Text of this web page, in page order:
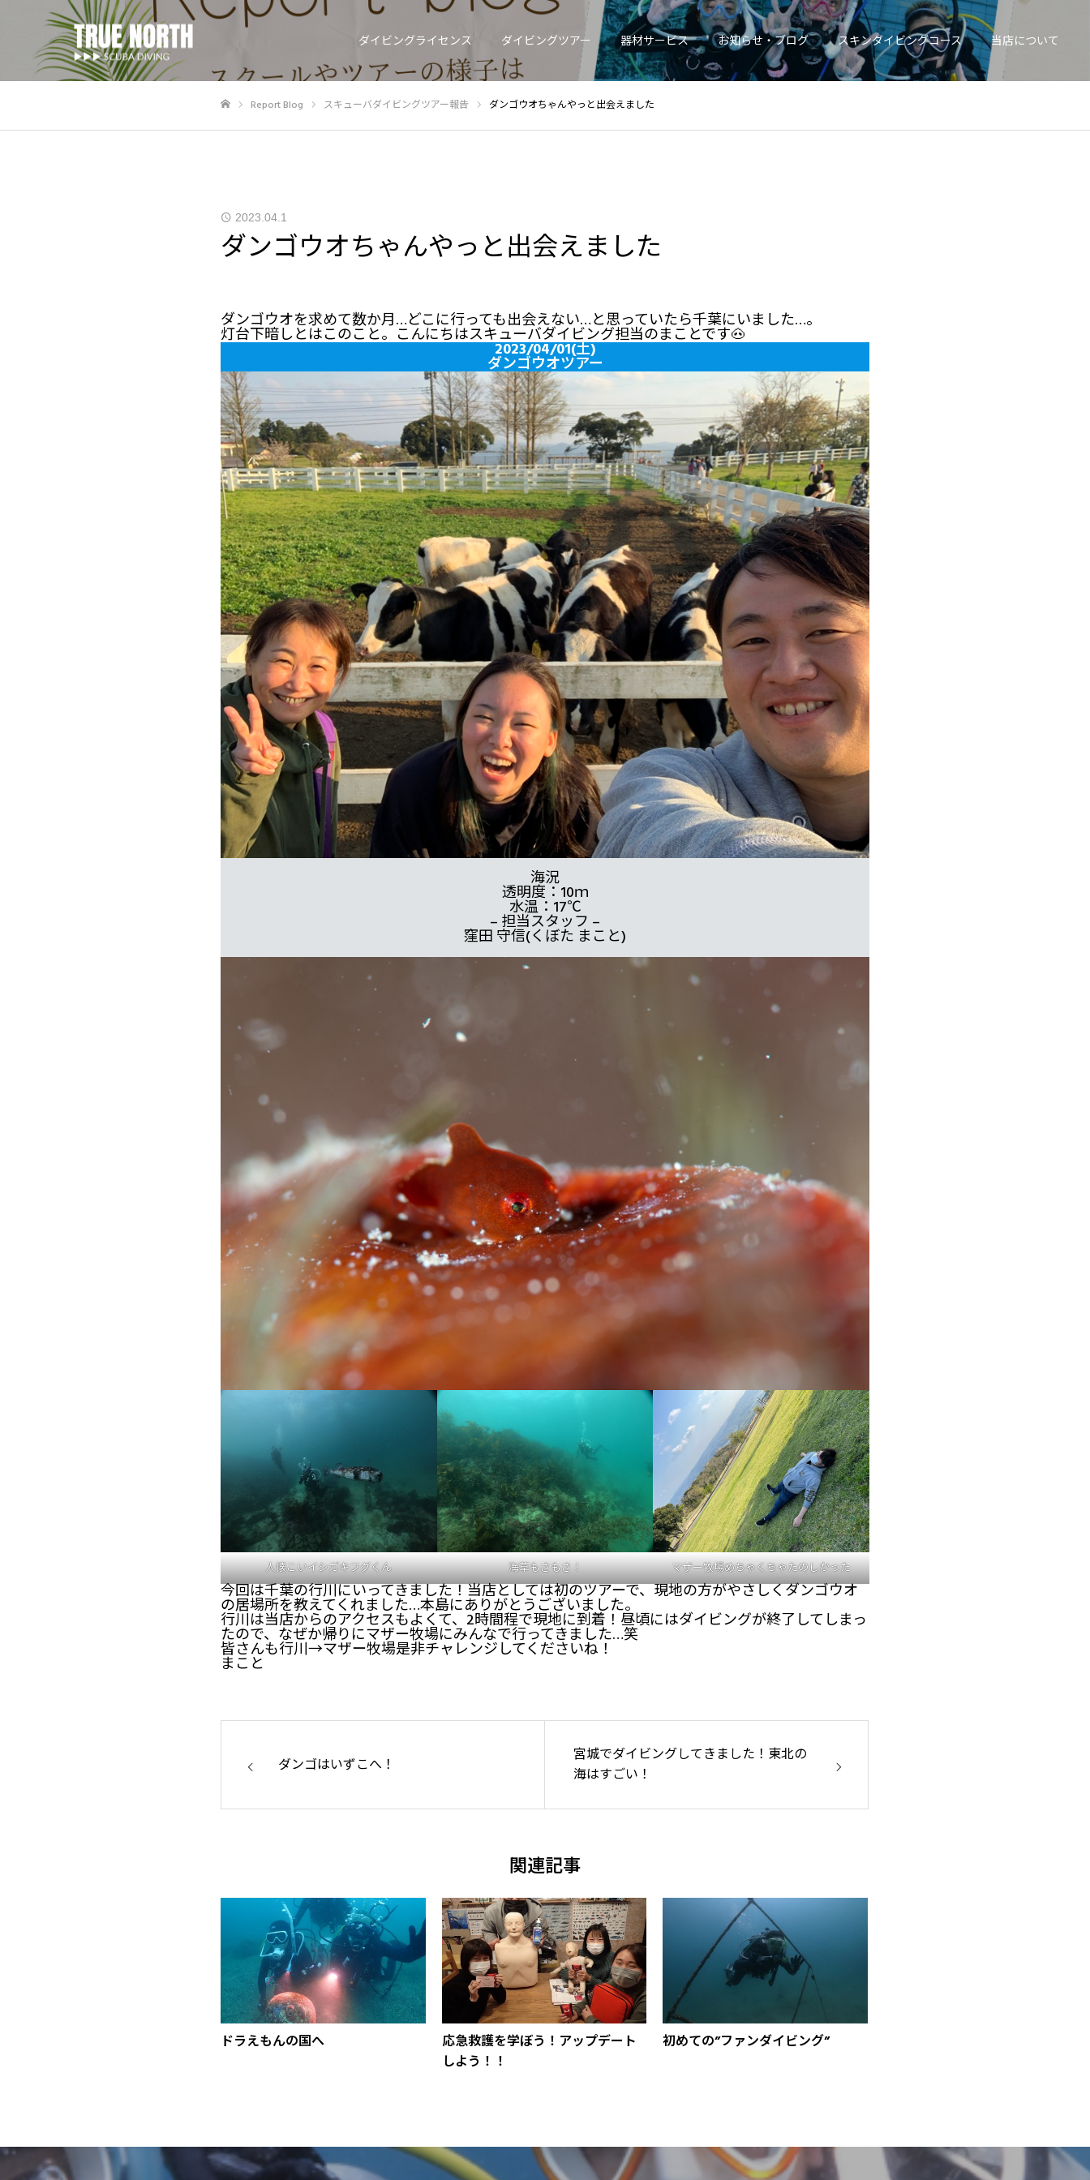
ダイビングライセンス ダイビングツアー 器材サービス お知らせ・ブログ スキンダイビングコース 当店について
Report Blog スキューバダイビングツアー報告 ダンゴウオちゃんやっと出会えました
2023.04.1
ダンゴウオちゃんやっと出会えました
ダンゴウオを求めて数か月…どこに行っても出会えない…と思っていたら千葉にいました…。
灯台下暗しとはこのこと。こんにちはスキューバダイビング担当のまことです🐽
2023/04/01(土)
ダンゴウオツアー
海況
透明度：10ｍ
水温：17℃
– 担当スタッフ –
窪田 守信(くぼた まこと)
人懐こいイシガキフグくん 海草もさもさ！ マザー牧場めちゃくちゃたのしかった
今回は千葉の行川にいってきました！当店としては初のツアーで、現地の方がやさしくダンゴウオ
の居場所を教えてくれました…本島にありがとうございました。
行川は当店からのアクセスもよくて、2時間程で現地に到着！昼頃にはダイビングが終了してしまっ
たので、なぜか帰りにマザー牧場にみんなで行ってきました…笑
皆さんも行川→マザー牧場是非チャレンジしてくださいね！
まこと
ダンゴはいずこへ！
宮城でダイビングしてきました！東北の
海はすごい！
関連記事
ドラえもんの国へ
応急救護を学ぼう！アップデート
しよう！！
初めての”ファンダイビング”